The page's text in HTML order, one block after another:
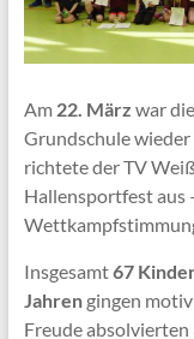
Am 22. März war
Grundschule
richtete der TV
Hallensportfest aus
Insgesamt67
Jahrengingen
Freude absolvierten